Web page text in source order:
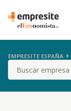
EMPRESITE ESPAÑA
Buscar